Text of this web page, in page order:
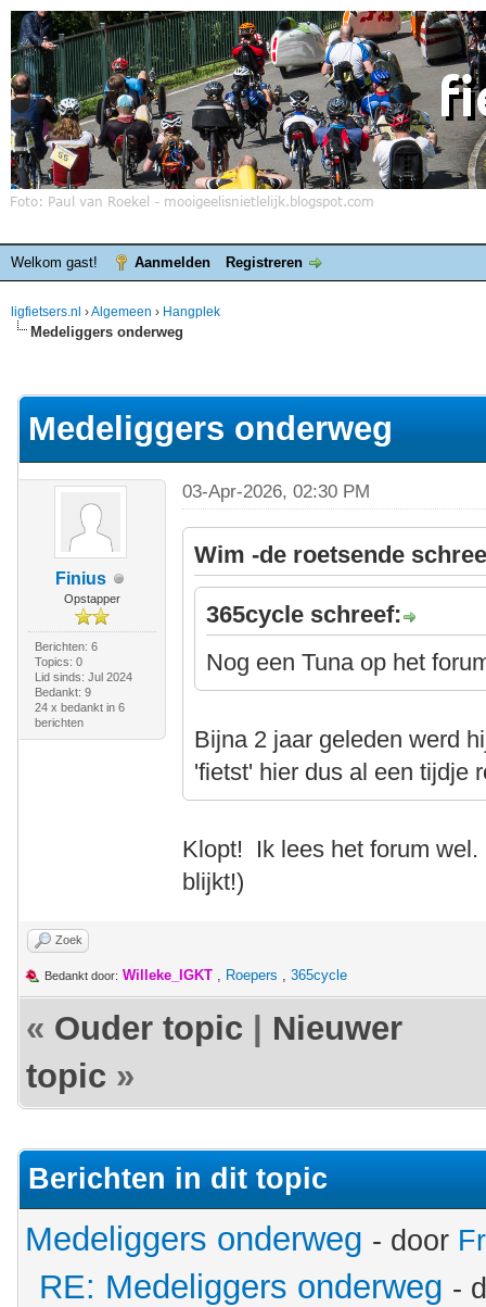
Welkom gast! Aanmelden Registreren
ligfietsers.nl ›Algemeen › Hangplek
Medeliggers onderweg
Medeliggers onderweg
Finius
Opstapper
Berichten: 6
Topics: 0
Lid sinds: Jul 2024
Bedankt: 9
24 x bedankt in 6
berichten
03-Apr-2026, 02:30 PM
Wim -de roetsende
365cycle schreef:
Nog een Tuna op het
Bijna 2 jaar geleden werd
'fietst' hier dus al een tijdje
Klopt! Ik lees het forum
blijkt!)
Zoek
Bedankt door: Willeke_IGKT , Roepers , 365cycle
« Ouder topic
Nieuwer
topic »
Berichten in dit topic
Medeliggers onderweg - door
RE: Medeliggers onderweg -